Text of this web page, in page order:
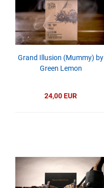
Grand Illusion (Mummy) by
Green Lemon
24,00 EUR